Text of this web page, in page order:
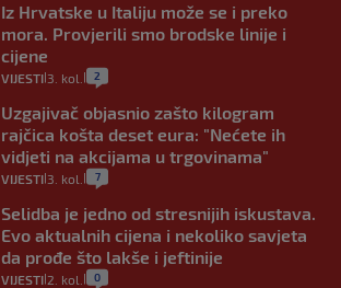
Iz Hrvatske u Italiju može se i preko
mora. Provjerili smo brodske linije i
cijene
VIJESTI 3. kol. 2
Uzgajivač objasnio zašto kilogram
rajčica košta deset eura: "Nećete ih
vidjeti na akcijama u trgovinama"
VIJESTI 3. kol. 7
Selidba je jedno od stresnijih iskustava.
Evo aktualnih cijena i nekoliko savjeta
da prođe što lakše i jeftinije
VIJESTI 2. kol. 0